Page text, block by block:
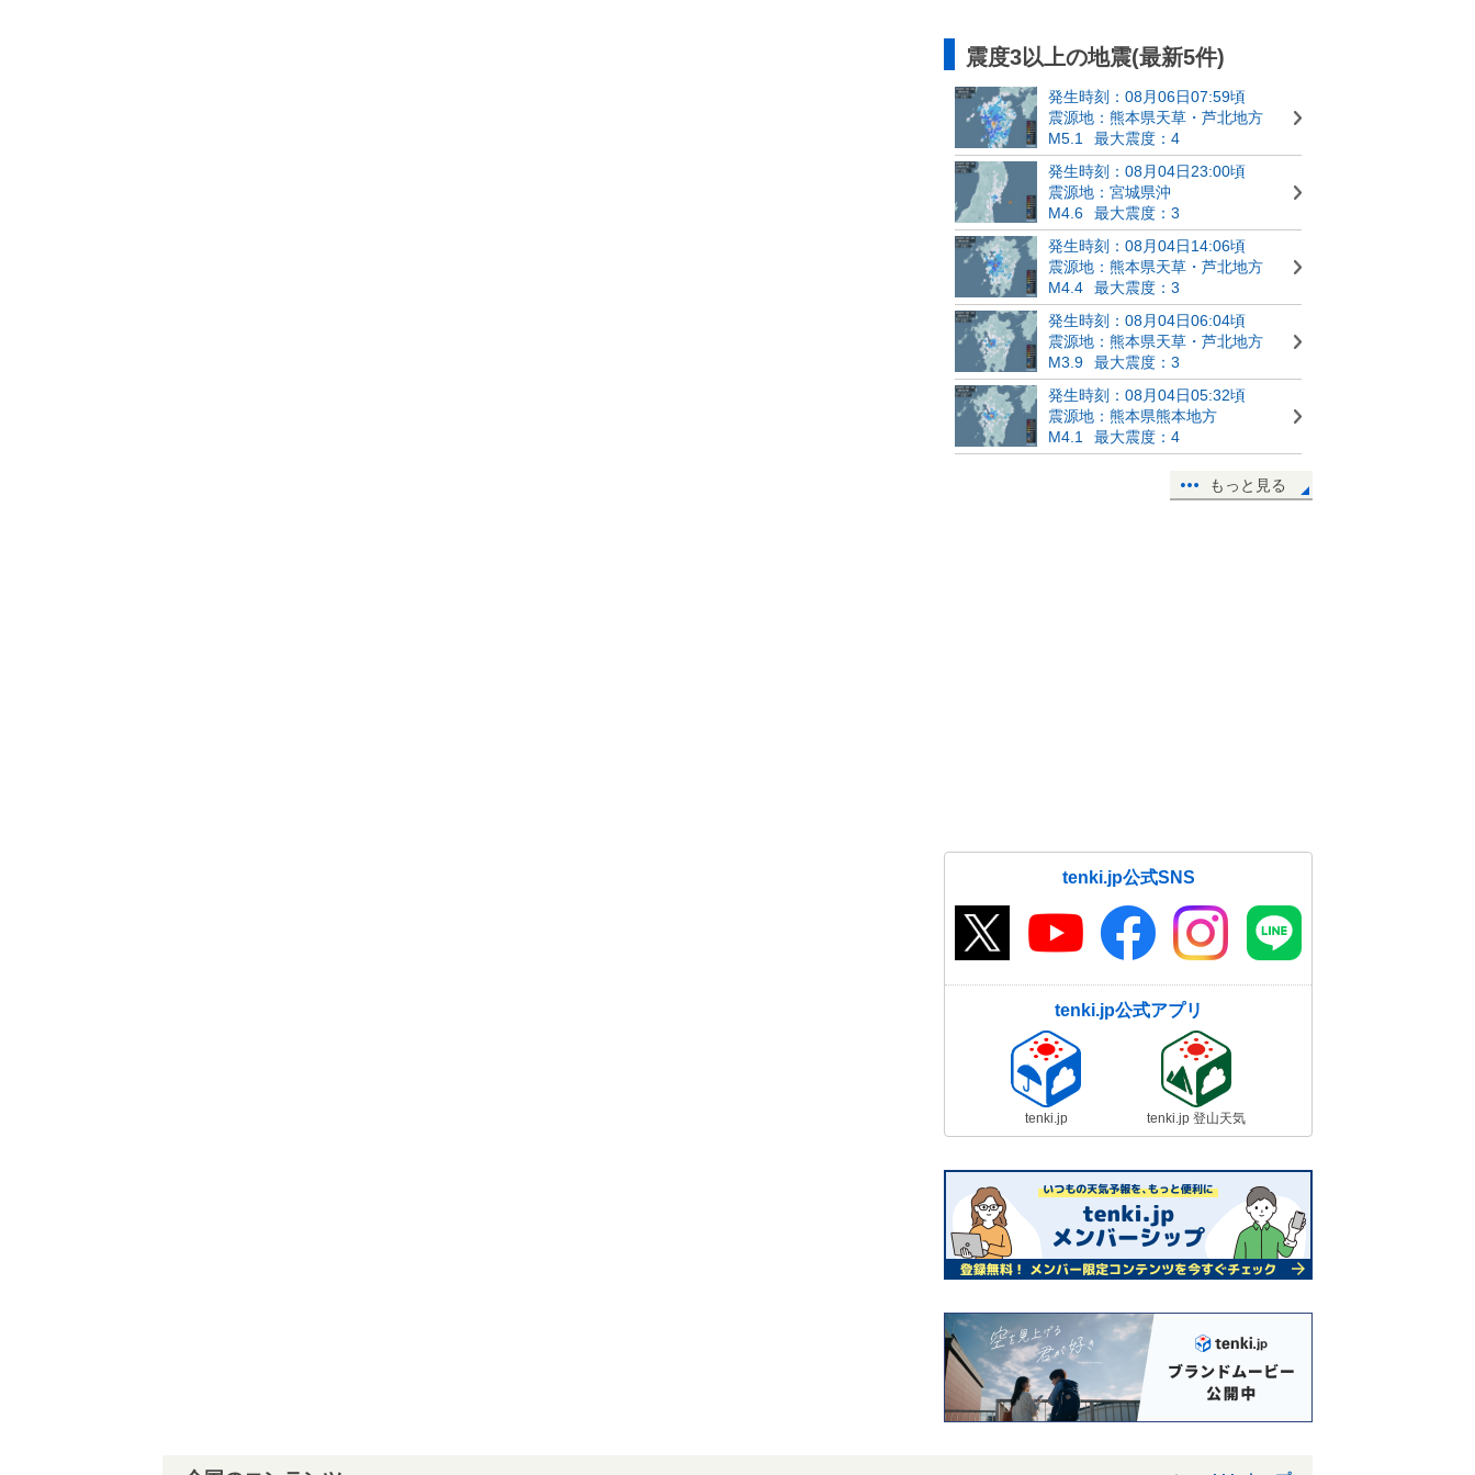
震度3以上の地震(最新5件)
発生時刻：08月06日07:59頃
震源地：熊本県天草・芦北地方
M5.1
最大震度：4
発生時刻：08月04日23:00頃
震源地：宮城県沖
M4.6
最大震度：3
発生時刻：08月04日14:06頃
震源地：熊本県天草・芦北地方
M4.4
最大震度：3
発生時刻：08月04日06:04頃
震源地：熊本県天草・芦北地方
M3.9
最大震度：3
発生時刻：08月04日05:32頃
震源地：熊本県熊本地方
M4.1
最大震度：4
もっと見る
tenki.jp公式SNS
tenki.jp公式アプリ
tenki.jp tenki.jp 登山天気